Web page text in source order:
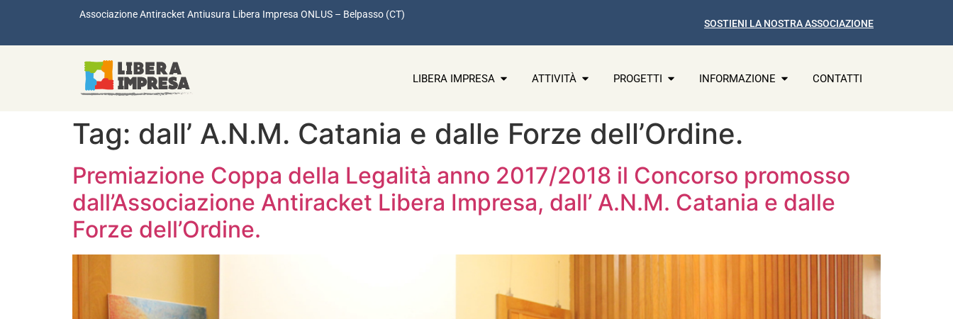
Associazione Antiracket Antiusura Libera Impresa ONLUS – Belpasso (CT)
SOSTIENI LA NOSTRA ASSOCIAZIONE
LIBERA IMPRESA ATTIVITÀ PROGETTI INFORMAZIONE CONTATTI
Tag: dall’ A.N.M. Catania e dalle Forze dell’Ordine.
Premiazione Coppa della Legalità anno 2017/2018 il Concorso promosso
dall’Associazione Antiracket Libera Impresa, dall’ A.N.M. Catania e dalle
Forze dell’Ordine.